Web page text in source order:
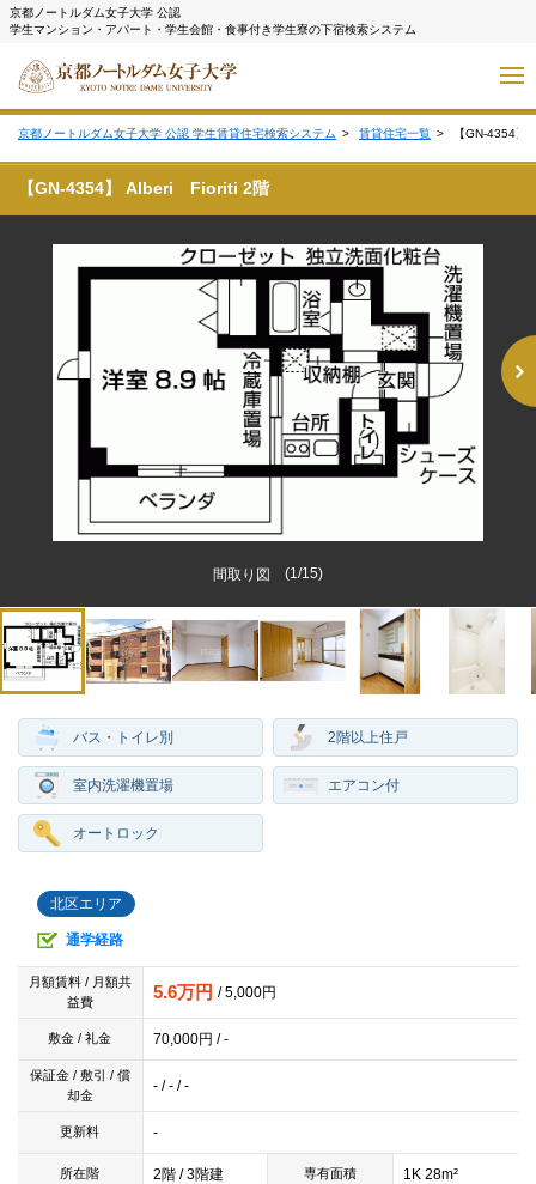
京都ノートルダム女子大学 公認
学生マンション・アパート・学生会館・食事付き学生寮の下宿検索システム
京都ノートルダム女子大学 公認 学生賃貸住宅検索システム 賃貸住宅一覧 【GN-4354】
【GN-4354】 Alberi Fioriti 2階
間取り図 (1 /15)
バス・トイレ別 2階以上住戸
室内洗濯機置場 エアコン付
オートロック
北区エリア
通学経路
月額賃料 / 月額共
益費
5.6万円 / 5,000円
敷金 / 礼金 70,000円 / -
保証金 / 敷引 / 償
却金
- / - / -
更新料 -
所在階 2階 / 3階建 専有面積 1K 28m²